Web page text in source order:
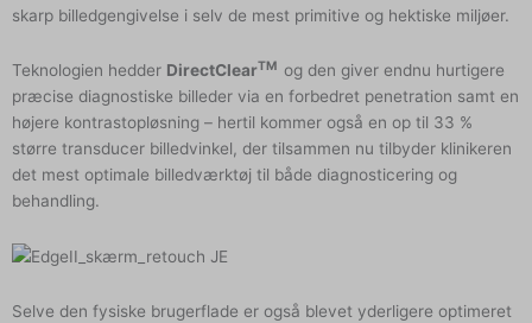
skarp billedgengivelse i selv de mest primitive og hektiske miljøer.
Teknologien hedder DirectClearTM og den giver endnu hurtigere
præcise diagnostiske billeder via en forbedret penetration samt en
højere kontrastopløsning – hertil kommer også en op til 33 %
større transducer billedvinkel, der tilsammen nu tilbyder klinikeren
det mest optimale billedværktøj til både diagnosticering og
behandling.
Selve den fysiske brugerflade er også blevet yderligere optimeret